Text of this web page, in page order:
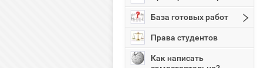
База готовых работ
Права студентов
Как написать